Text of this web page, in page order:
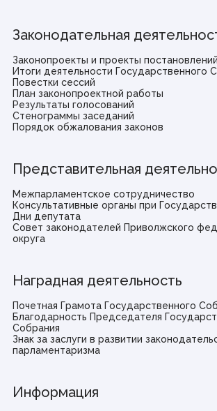
Законодательная
Законопроекты и проекты постановлений
Итоги деятельности Государственного
Повестки сессий
План законопроектной работы
Результаты голосований
Стенограммы заседаний
Порядок обжалования законов
Представительная
Межпарламентское сотрудничество
Консультативные органы при
Дни депутата
Совет законодателей Приволжского
округа
Наградная деятельность
Почетная Грамота Государственного
Благодарность Председателя
Собрания
Знак за заслуги в развитии
парламентаризма
Информация